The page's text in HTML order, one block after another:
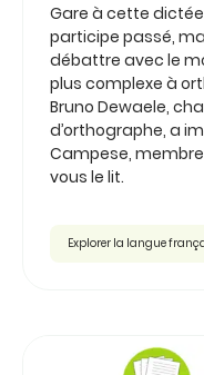
Gare à cette dictée
participe passé,
débattre avec le
plus complexe à
Bruno Dewaele,
d’orthographe, a
Campese,
vous le lit.
Explorer la langue